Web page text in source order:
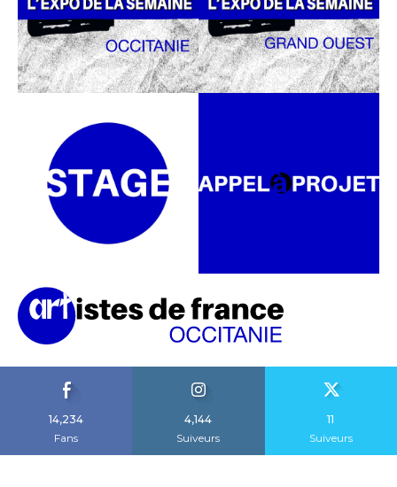
14,234
Fans
4,144
Suiveurs
11
Suiveurs